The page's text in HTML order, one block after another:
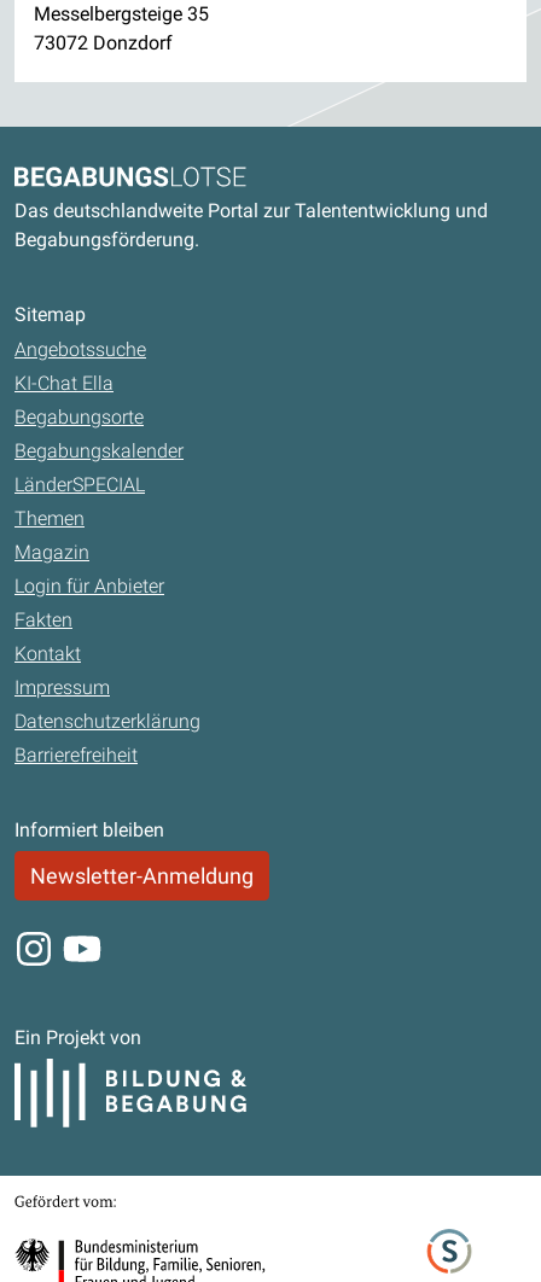
Messelbergsteige 35
73072 Donzdorf
Begabungslotse
Das deutschlandweite Portal zur Talententwicklung und
Begabungsförderung.
Sitemap
Angebotssuche
KI-Chat Ella
Begabungsorte
Begabungskalender
LänderSPECIAL
Themen
Magazin
Login für Anbieter
Fakten
Kontakt
Impressum
Datenschutzerklärung
Barrierefreiheit
Informiert bleiben
Newsletter-Anmeldung
Instagram
Youtube
Ein Projekt von
Bildung und Begabung
Gefördert von
Bundesministerium für Bildung, Familie, Senioren, Frauen und Jugend
Stifterverband